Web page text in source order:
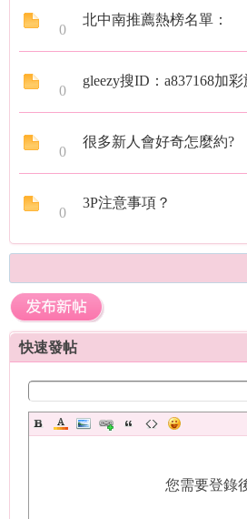
茶
莊
0
北中南推薦熱榜名單：
0
gleezy搜ID：a837168加
0
很多新人會好奇怎麼約?
0
3P注意事項？
快速發帖
您需要登錄